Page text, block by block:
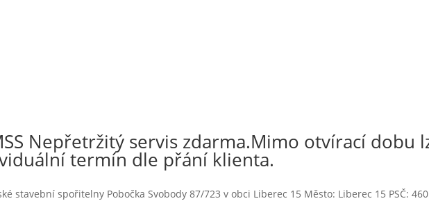
Nepřetržitý servis zdarma.Mimo otvírací dobu
termín dle přání klienta.
stavební spořitelny Pobočka Svobody 87/723 v obci Liberec 15 Město: Liberec 15 PSČ: